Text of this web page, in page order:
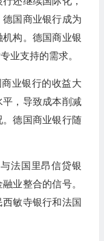
国商业银行成为
构。德国商业银
业支持的需求。
业银行的收益大
，导致成本削减
德国商业银行随
法国里昂信贷银
业整合的信号。
敏寺银行和法国